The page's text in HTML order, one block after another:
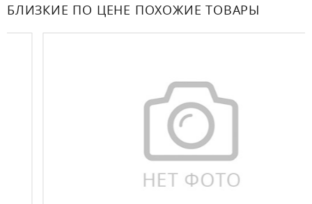
БЛИЗКИЕ ПО ЦЕНЕ ПОХОЖИЕ ТОВАРЫ